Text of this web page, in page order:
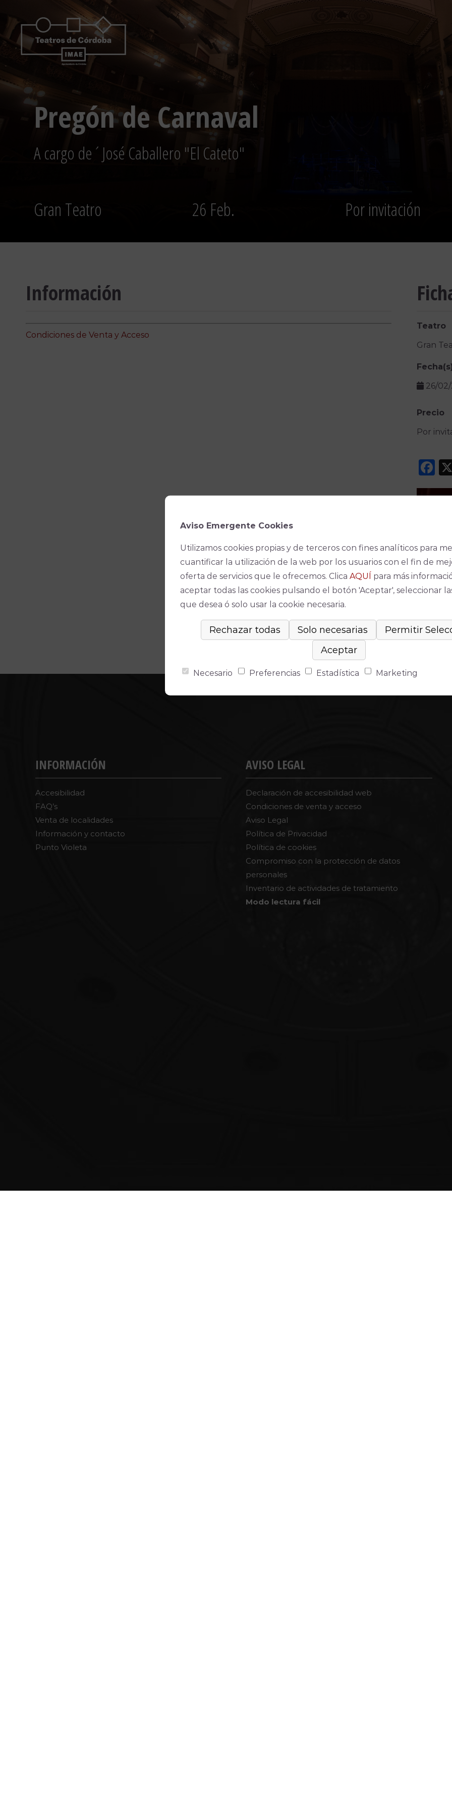
contenido
Pregón de Carnaval
A cargo de´José Caballero "El Cateto"
Gran Teatro 26 Feb. Por invitación
Información
Condiciones de Venta y Acceso
Teatro
Gran
26/
Precio
Por
No se
INFORMACIÓN
Accesibilidad
FAQ’s
Venta de localidades
Información y contacto
Punto Violeta
AVISO LEGAL
Declaración de accesibilidad web
Condiciones de venta y acceso
Aviso Legal
Política de Privacidad
Política de cookies
Compromiso con la protección de datos
personales
Inventario de actividades de tratamiento
Modo lectura fácil
Aviso Emergente Cookies
Utilizamos cookies propias y de terceros con fines analíticos para
cuantificar la utilización de la web por los usuarios con el fin de
oferta de servicios que le ofrecemos. Clica AQUÍ para más
aceptar todas las cookies pulsando el botón 'Aceptar', seleccionar
que desea ó solo usar la cookie necesaria.
Necesario Preferencias Estadística Marketing